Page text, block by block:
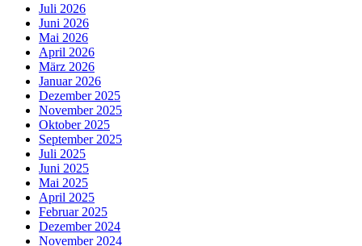
Juli 2026
Juni 2026
Mai 2026
April 2026
März 2026
Januar 2026
Dezember 2025
November 2025
Oktober 2025
September 2025
Juli 2025
Juni 2025
Mai 2025
April 2025
Februar 2025
Dezember 2024
November 2024